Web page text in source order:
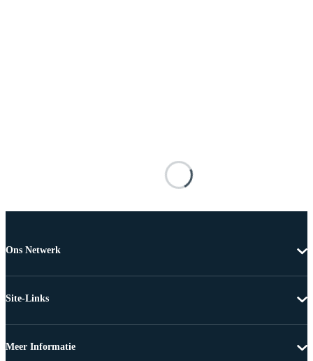
Ons Netwerk
Site-Links
Meer Informatie